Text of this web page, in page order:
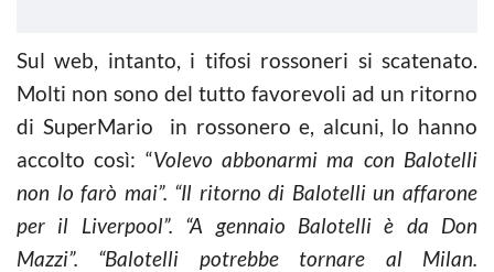
Sul web, intanto, i tifosi rossoneri si scatenato.
Molti non sono del tutto favorevoli ad un ritorno
di SuperMario in rossonero e, alcuni, lo hanno
accolto così: “Volevo abbonarmi ma con Balotelli
non lo farò mai”. “Il ritorno di Balotelli un affarone
per il Liverpool”. “A gennaio Balotelli è da Don
Mazzi”. “Balotelli potrebbe tornare al Milan.